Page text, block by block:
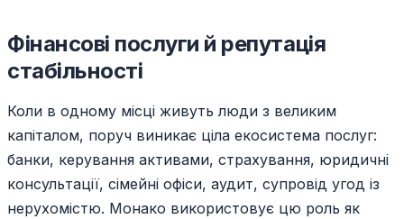
Фінансові послуги й репутація
стабільності
Коли в одному місці живуть люди з великим
капіталом, поруч виникає ціла екосистема послуг:
банки, керування активами, страхування, юридичні
консультації, сімейні офіси, аудит, супровід угод із
нерухомістю. Монако використовує цю роль як